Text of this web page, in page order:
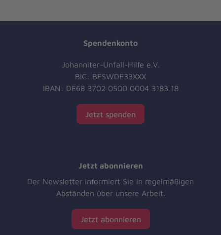
Spendenkonto
Johanniter-Unfall-Hilfe e.V.
BIC: BFSWDE33XXX
IBAN: DE68 3702 0500 0004 3183 18
Jetzt spenden
Jetzt abonnieren
Der Newsletter informiert Sie in regelmäßigen
Abständen über unsere Arbeit.
Jetzt abonnieren